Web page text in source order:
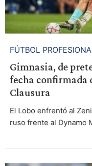
FÚTBOL
Gimnasia, de
fecha confirmada
Clausura
El Lobo enfrentó al
ruso frente al Dynamo